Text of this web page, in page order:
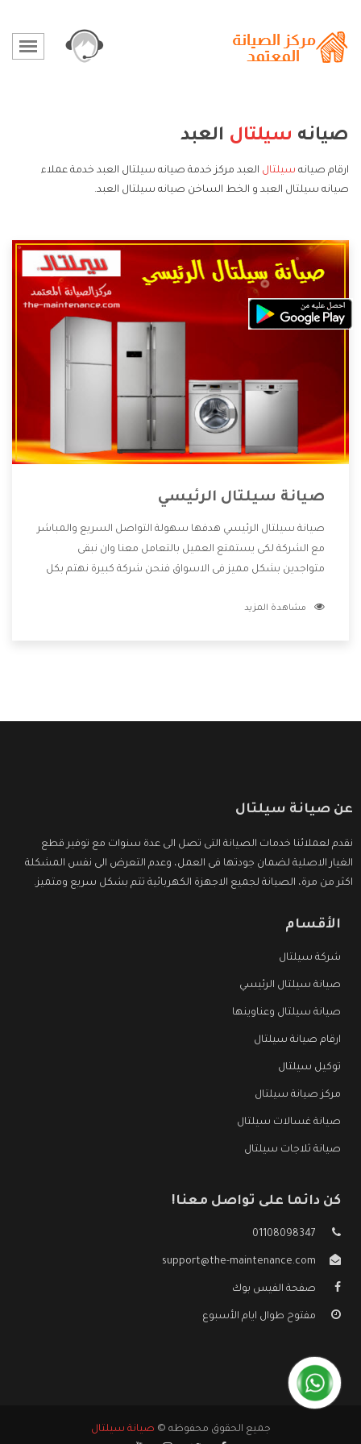
صيانه سيلتال العبد
ارقام صيانه سيلتال العبد مركز خدمة صيانه سيلتال العبد خدمة عملاء
صيانه سيلتال العبد و الخط الساخن صيانه سيلتال العبد.
صيانة سيلتال الرئيسي
صيانة سيلتال الرئيسي هدفها سهولة التواصل السريع والمباشر
مع الشركة لكى يستمتع العميل بالتعامل معنا وان نبقى
متواجدين بشكل مميز فى الاسواق فنحن شركة كبيرة نهتم بكل
الشركة بها والتى تكون منها خدمة الصيانة التى تكون من أهم
مشاهدة المزيد
عن صيانة سيلتال
نقدم لعملائنا خدمات الصيانة التى تصل الى عدة سنوات مع توفير قطع
الغيار الاصلية لضمان جودتها فى العمل، وعدم التعرض الى نفس المشكلة
اكثر من مرة، الصيانة لجميع الاجهزة الكهربائية تتم بشكل سريع ومتميز.
الأقسام
شركة سيلتال
صيانة سيلتال الرئيسي
صيانة سيلتال وعناوينها
ارقام صيانة سيلتال
توكيل سيلتال
مركز صيانة سيلتال
صيانة غسالات سيلتال
صيانة ثلاجات سيلتال
كن دائما على تواصل معنا!
01108098347
support@the-maintenance.com
صفحة الفيس بوك
مفتوح طوال ايام الأسبوع
جميع الحقوق محفوظه © صيانة سيلتال